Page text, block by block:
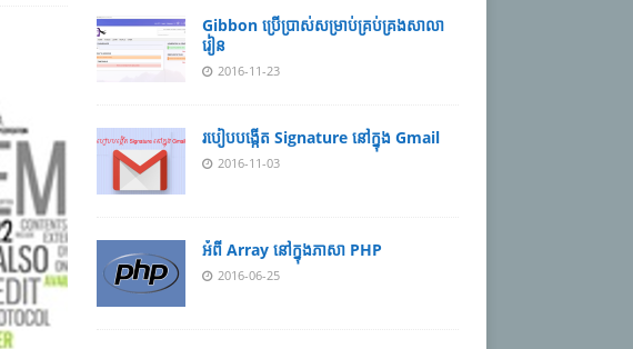
Gibbon ប្រើប្រាស់សម្រាប់គ្រប់គ្រងសាលា
រៀន
2016-11-23
របៀបបង្កើត Signature នៅក្នុង Gmail
2016-11-03
អំពី Array នៅ​​ក្នុង​ភា​សា PHP
2016-06-25